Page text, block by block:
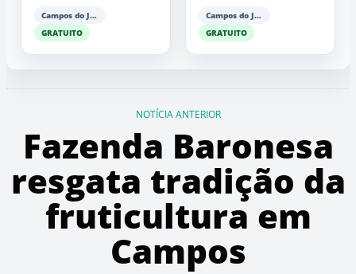
Campos do Jordão
GRATUITO
Campos do Jordão
GRATUITO
NOTÍCIA ANTERIOR
Fazenda Baronesa
resgata tradição da
fruticultura em
Campos